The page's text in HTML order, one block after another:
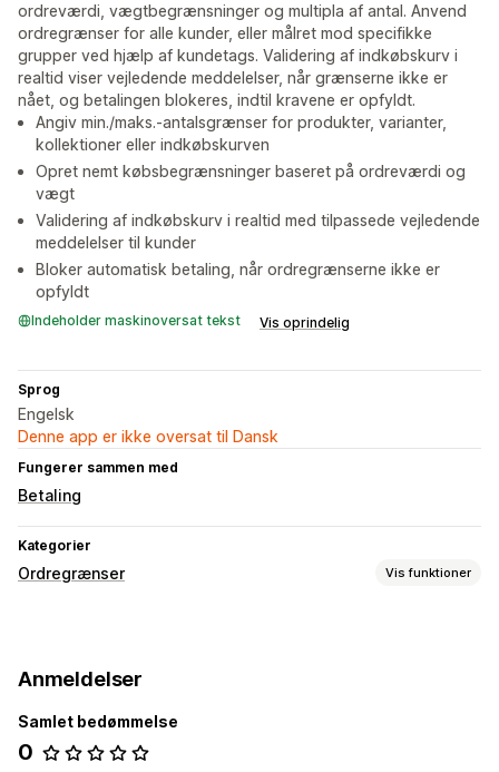
ordreværdi, vægtbegrænsninger og multipla af antal. Anvend
ordregrænser for alle kunder, eller målret mod specifikke
grupper ved hjælp af kundetags. Validering af indkøbskurv i
realtid viser vejledende meddelelser, når grænserne ikke er
nået, og betalingen blokeres, indtil kravene er opfyldt.
Angiv min./maks.-antalsgrænser for produkter, varianter,
kollektioner eller indkøbskurven
Opret nemt købsbegrænsninger baseret på ordreværdi og
vægt
Validering af indkøbskurv i realtid med tilpassede vejledende
meddelelser til kunder
Bloker automatisk betaling, når ordregrænserne ikke er
opfyldt
Indeholder maskinoversat tekst Vis oprindelig
Sprog
Engelsk
Denne app er ikke oversat til Dansk
Fungerer sammen med
Betaling
Kategorier
Ordregrænser Vis funktioner
Prisbaseret Produktspecifik
Kollektionsspecifik
Indstillinger for notifikationer
Anmeldelser
Samlet bedømmelse
0